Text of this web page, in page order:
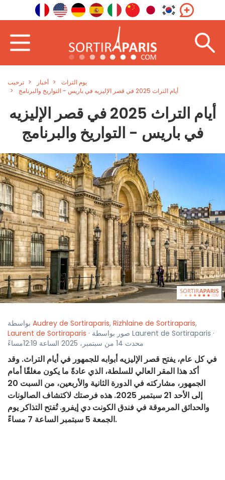
ترحيب أخبار
يوم التراث
أيام التراث 2025 في قصر الإليزيه في باريس - التواريخ والبرنامج
أيام التراث 2025 في قصر الإليزيه
في باريس - التواريخ والبرنامج
Audrey de Sortiraparis, Rizhlaine de Sortiraparis,
Laurent de Sortiraparis · صور بواسطة Laurent de Sortiraparis ·
محدث 14 من سبتمبر، 2025 الساعة 12:19مساءً
في كل عام، يفتح قصر الإليزيه أبوابه للجمهور في أيام التراث. وقد
أكد هذا المقر العالي للسلطة، الذي عادةً ما يكون مغلقًا أمام
الجمهور، مشاركته في الدورة الثانية والأربعين، من السبت 20
إلى الأحد 21 سبتمبر 2025. هذه فرصتك لاكتشاف الصالونات
والحدائق المرموقة في فندق الكونت دي إيفرو. تُفتح التذاكر يوم
الجمعة 5 سبتمبر الساعة 7 مساءً.